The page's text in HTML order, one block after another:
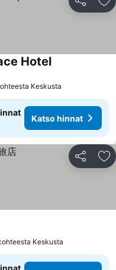
Jaa
Hotel
Keskusta
Katso hinnat
Jaa
Keskusta